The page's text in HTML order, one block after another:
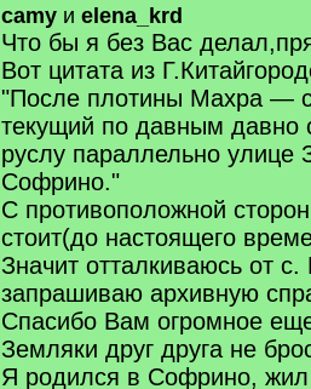
camy и elena_krd
Что бы я без Вас
Вот цитата из
"После плотины Махра —
текущий по давным ­давно
руслу параллельно улице
Софрино."
С противоположной
стоит(до настоящего
Значит отталкиваюсь от
запрашиваю архивную
Спасибо Вам огромное
Земляки друг друга не
Я родился в Софрино, жил